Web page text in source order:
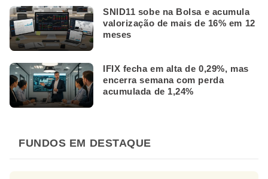
SNID11 sobe na Bolsa e acumula
valorização de mais de 16% em 12
meses
IFIX fecha em alta de 0,29%, mas
encerra semana com perda
acumulada de 1,24%
FUNDOS EM DESTAQUE